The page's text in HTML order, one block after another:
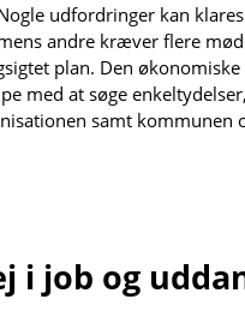
udfordringer kan
andre kræver flere
plan. Den
med at søge
samt kommunen
i job og